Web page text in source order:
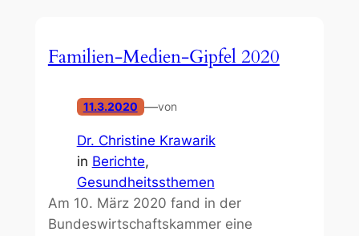
Familien-Medien-Gipfel 2020
11.3.2020 —von
Dr. Christine Krawarik
in Berichte
Gesundheitssthemen
Am 10. März 2020 fand in der
Bundeswirtschaftskammer eine